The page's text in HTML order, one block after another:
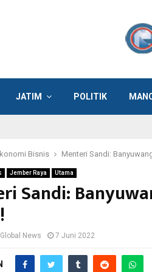
JATIM POLITIK
Bisnis Menteri Sandi:
Jember Raya Utama
Sandi:
News 7 Juni 2022